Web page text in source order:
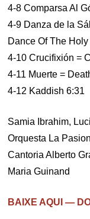
4-8 Comparsa Al
4-9 Danza de la
Dance Of The
4-10 Crucifixión =
4-11 Muerte =
4-12 Kaddish 6:31
Samia Ibrahim,
Orquesta La
Cantoria Alberto
Maria Guinand
BAIXE AQUI —